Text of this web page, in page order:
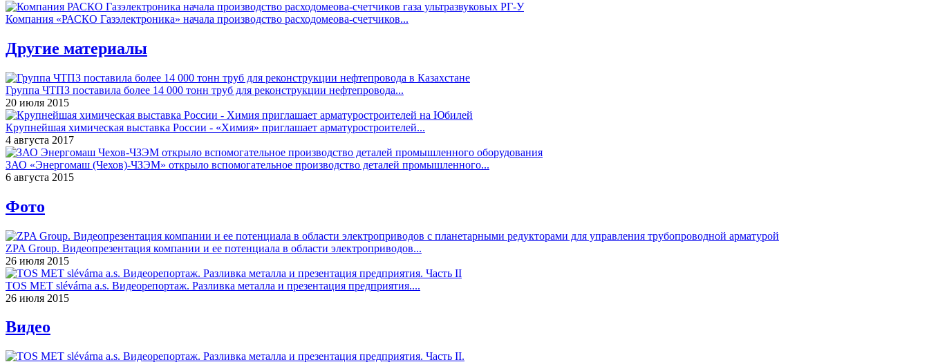
Компания «РАСКО Газэлектроника» начала производство расходомеова-счетчиков...
Другие материалы
Группа ЧТПЗ поставила более 14 000 тонн труб для реконструкции нефтепровода...
20 июля 2015
Крупнейшая химическая выставка России - «Химия» приглашает арматуростроителей...
4 августа 2017
ЗАО «Энергомаш (Чехов)-ЧЗЭМ» открыло вспомогательное производство деталей промышленного...
6 августа 2015
Фото
ZPA Group. Видеопрезентация компании и ее потенциала в области электроприводов...
26 июля 2015
TOS MET slévárna a.s. Видеорепортаж. Разливка металла и презентация предприятия....
26 июля 2015
Видео